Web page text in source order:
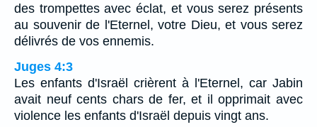
des trompettes avec éclat, et vous serez présents
au souvenir de l'Eternel, votre Dieu, et vous serez
délivrés de vos ennemis.
Juges 4:3
Les enfants d'Israël crièrent à l'Eternel, car Jabin
avait neuf cents chars de fer, et il opprimait avec
violence les enfants d'Israël depuis vingt ans.